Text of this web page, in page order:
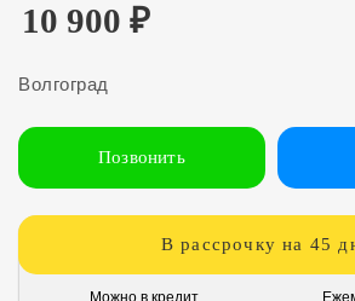
10 900 ₽
Волгоград
Позвонить
В рассрочку на 45
Можно в кредит